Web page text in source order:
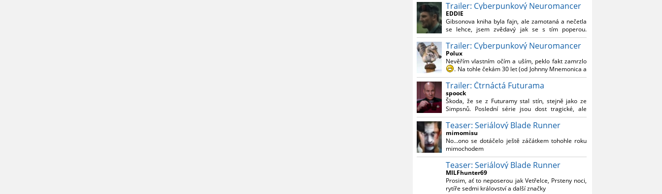
Nebál bych se říct, že to vypadá skvěle jak po
stránce kvantity materiálu, tak i formou.
Výběr Ulricha Tomsena pro mě velké překvapení a
velmi zajímavá volba bravo.
Chandler je lepší a lepší s každou novou scénou.
Komiksy to mají ted´těžké, paradoxně tomu škodí
to všechno kolem (DC nebo MCU to je buřt) , ale
nezasloužilo by si to zářez jen kvůli tomu. Držím
tomu palce.
Trailer: Cyberpunkový Neuromancer
EDDIE
Gibsonova kniha byla fajn, ale zamotaná a nečetla
se lehce, jsem zvědavý jak se s tím poperou.
Grafický román jsem nevěděl, že existuje.
Trailer: Cyberpunkový Neuromancer
Polux
Nevěřím vlastním očím a uším, peklo fakt zamrzlo
. Na tohle čekám 30 let (od Johnny Mnemonica a
tehdejšího zjištění z časopisů, kdo je to Gibson a co
je jeho debutová kniha zač), přičemž 25 let (od
Matrixu, který pojem cyberpunk dostal do
povědomí i obyčejného diváka a nikoliv fanouška
žánru) marně doufám, že si po řadě "duchovních
nástupců", kteří přišli poté (Ghost In The Shell, Alita:
Battle Angel, Altered Carbon, Blade Runner 2049,
Cyberpunk 2077, atd.), někdo konečně vzpomene i
na bibli cyberpunku, se kterou to všechno začalo.
Teď už nezbývá nic jiného než se tiše modlit a
doufat, že to bude stát za to
. Plus kudos za
sázku na seriál a nikoliv film, snad tvůrci tu výsadu
násobně větší stopáže náležitě využijí.
Trailer: Čtrnáctá Futurama
spoock
Škoda, že se z Futuramy stal stín, stejně jako ze
Simpsnů. Poslední série jsou dost tragické, ale
třeba se objeví nějaký zajímavý scénárista.
Nedávno začala vycházet nová řada Ricka a
Mortyho a já z úžasem zjistil, že se na to dá opět
koukat.
Teaser: Seriálový Blade Runner
mimomisu
No...ono se dotáčelo ještě záčátkem tohohle roku
mimochodem
Teaser: Seriálový Blade Runner
MILFhunter69
Prosim, ať to neposerou jak Vetřelce, Prsteny noci,
rytíře sedmi království a další značky